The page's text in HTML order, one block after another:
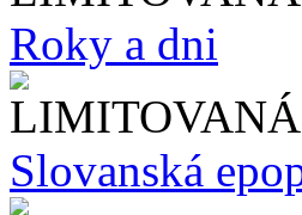
Roky a dni
Slo​vanská